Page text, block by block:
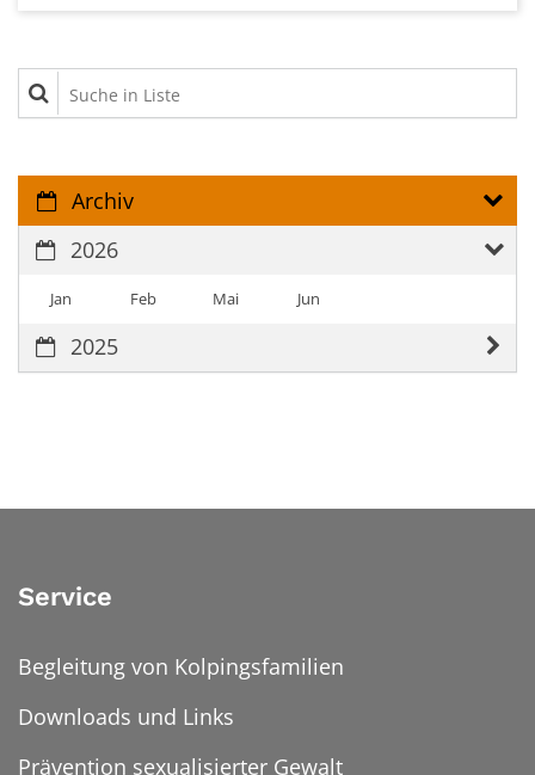
Suche in Liste
Archiv
2026
Jan Feb Mai Jun
2025
Service
Begleitung von Kolpingsfamilien
Downloads und Links
Prävention sexualisierter Gewalt